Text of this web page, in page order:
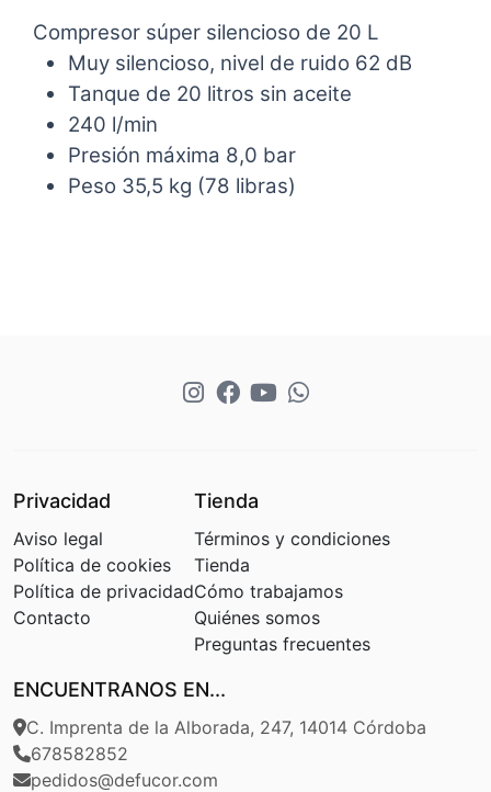
Compresor súper silencioso de 20 L
Muy silencioso, nivel de ruido 62 dB
Tanque de 20 litros sin aceite
240 l/min
Presión máxima 8,0 bar
Peso 35,5 kg (78 libras)
Privacidad
Aviso legal
Política de cookies
Política de privacidad
Contacto
Tienda
Términos y condiciones
Tienda
Cómo trabajamos
Quiénes somos
Preguntas frecuentes
ENCUENTRANOS EN...
C. Imprenta de la Alborada, 247, 14014 Córdoba
678582852
pedidos@defucor.com